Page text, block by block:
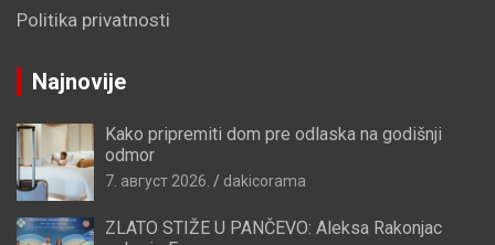
Politika privatnosti
Najnovije
Kako pripremiti dom pre odlaska na godišnji
odmor
7. август 2026. dakicorama
ZLATO STIŽE U PANČEVO: Aleksa Rakonjac